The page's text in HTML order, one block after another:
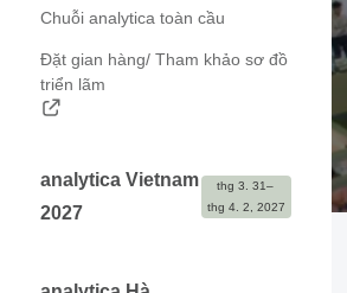
Số liệu triển lãm
Hình ảnh triển lãm
Đối tác
Chuỗi analytica toàn cầu
Đặt gian hàng/ Tham khảo sơ đồ
triển lãm
analytica Vietnam
2027
thg 3. 31–
thg 4. 2, 2027